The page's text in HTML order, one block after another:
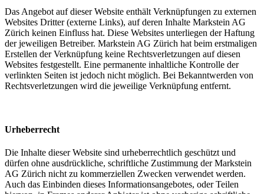
Das Angebot auf dieser Website enthält Verknüpfungen zu externen
Websites Dritter (externe Links), auf deren Inhalte Markstein AG
Zürich keinen Einfluss hat. Diese Websites unterliegen der Haftung
der jeweiligen Betreiber. Markstein AG Zürich hat beim erstmaligen
Erstellen der Verknüpfung keine Rechtsverletzungen auf diesen
Websites festgestellt. Eine permanente inhaltliche Kontrolle der
verlinkten Seiten ist jedoch nicht möglich. Bei Bekanntwerden von
Rechtsverletzungen wird die jeweilige Verknüpfung entfernt.
Urheberrecht
Die Inhalte dieser Website sind urheberrechtlich geschützt und
dürfen ohne ausdrückliche, schriftliche Zustimmung der Markstein
AG Zürich nicht zu kommerziellen Zwecken verwendet werden.
Auch das Einbinden dieses Informationsangebotes, oder Teilen